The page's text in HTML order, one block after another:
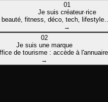
01
Je suis créateur·rice
fitness, déco, tech,
→
02
Je suis une marque
de tourisme : accède à
→